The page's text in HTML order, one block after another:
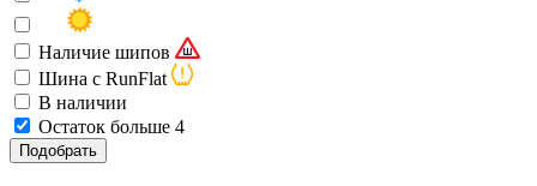
Наличие шипов
Шина с RunFlat
В наличии
Остаток больше 4
Подобрать